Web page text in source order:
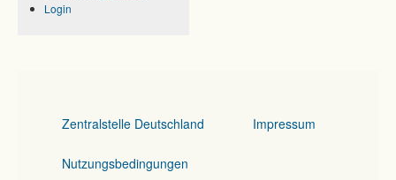
Login
Zentralstelle Deutschland Impressum
Nutzungsbedingungen